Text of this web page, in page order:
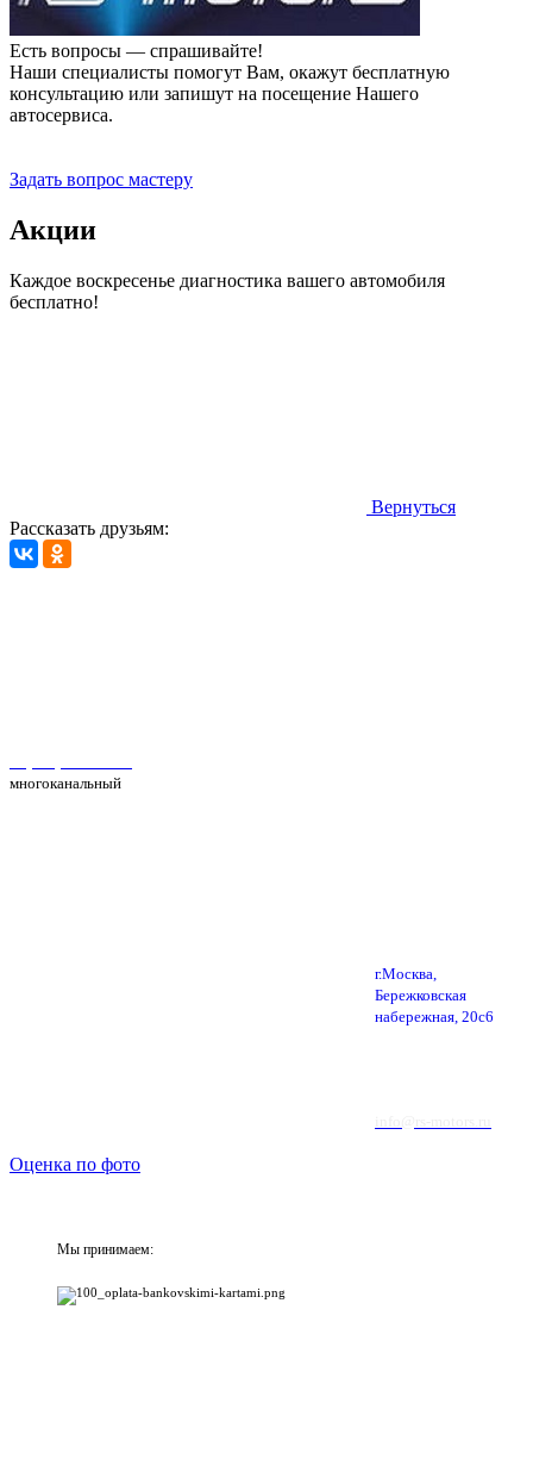
Есть вопросы — спрашивайте!
Наши специалисты помогут Вам, окажут бесплатную
консультацию или запишут на посещение Нашего
автосервиса.
Задать вопрос мастеру
Акции
Каждое воскресенье диагностика вашего автомобиля
бесплатно!
Вернуться
Рассказать друзьям:
многоканальный
г.Москва,
Бережковская
набережная, 20с6
Оценка по фото
Мы принимаем: